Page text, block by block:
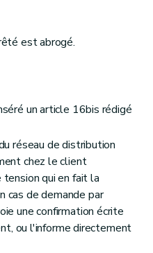
est abrogé.
un article 16bis rédigé
réseau de distribution
chez le client
qui en fait la
cas de demande par
une confirmation écrite
ou l'informe directement